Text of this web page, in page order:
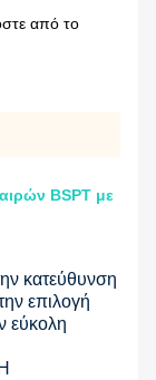
από το
BSPT με
κατεύθυνση
επιλογή
εύκολη